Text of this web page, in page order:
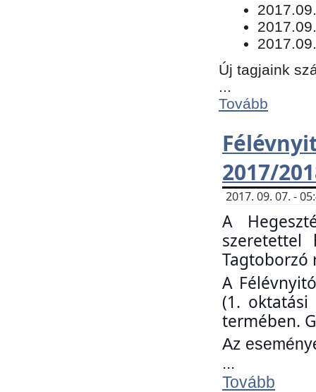
Új tagjaink
Tovább
2017/
2017. 09. 07. -
A
Tagtoborzó
A
(1. oktatási
termében.
Az
...
Tovább